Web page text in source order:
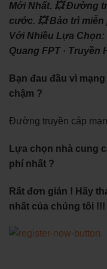
Mới Nhất. 💥 Đường
cước. 💥 Bảo trì
Với Nhiều Lựa Chọn:
Quang FPT · ‎Truyền
Bạn đau đầu vì
chậm ?
Đường truyền cáp
Lựa chọn nhà cung
phí nhất ?
Rất đơn giản ! Hãy
nhất của chúng tôi !!!